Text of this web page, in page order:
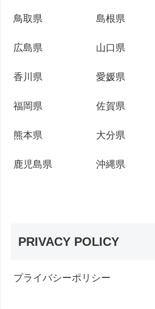
鳥取県 島根県
広島県 山口県
香川県 愛媛県
福岡県 佐賀県
熊本県 大分県
鹿児島県 沖縄県
PRIVACY POLICY
プライバシーポリシー